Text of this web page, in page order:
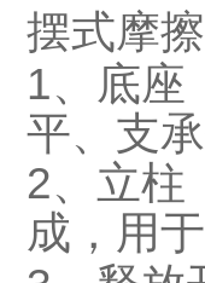
摆式摩
1、底座
平、支
2、立柱
成，用